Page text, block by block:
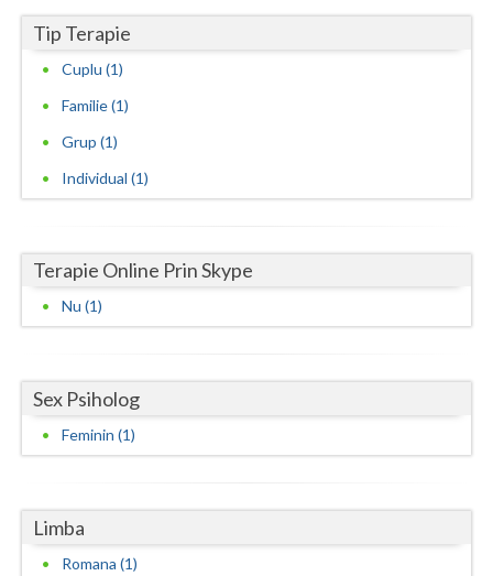
Ilfov
Maramures
Mehedinti
Neamt
Prahova
Satu-Mare
Teleorman
Tip Terapie
Cuplu (1)
Familie (1)
Grup (1)
Individual (1)
Terapie Online Prin Skype
Nu (1)
Sex Psiholog
Feminin (1)
Limba
Romana (1)